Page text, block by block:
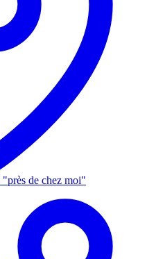
"près de chez moi"